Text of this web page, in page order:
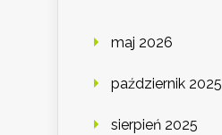
maj 2026
październik 2025
sierpień 2025